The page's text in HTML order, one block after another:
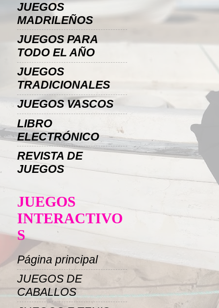
JUEGOS
MADRILEÑOS
JUEGOS PARA
TODO EL AÑO
JUEGOS
TRADICIONALES
JUEGOS VASCOS
LIBRO
ELECTRÓNICO
REVISTA DE
JUEGOS
JUEGOS
INTERACTIVO
S
Página principal
JUEGOS DE
CABALLOS